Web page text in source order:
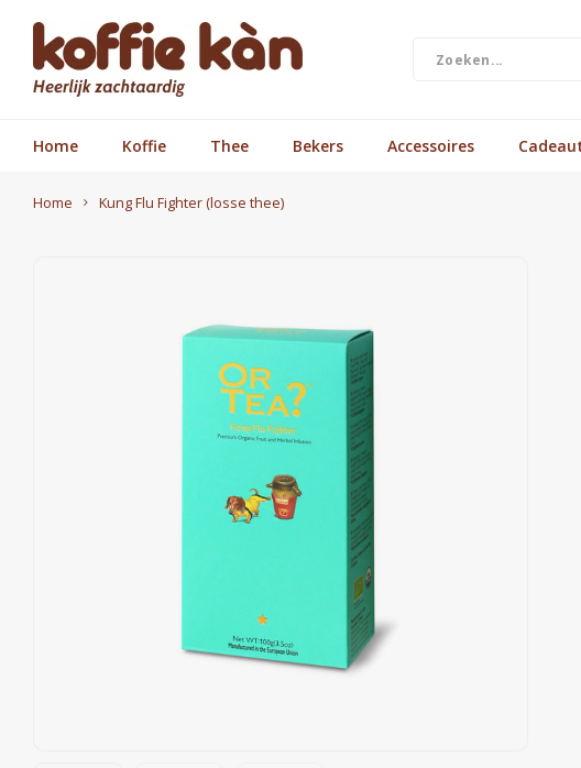
Home Koffie Thee Bekers Accessoires
Home Kung Flu Fighter (losse thee)